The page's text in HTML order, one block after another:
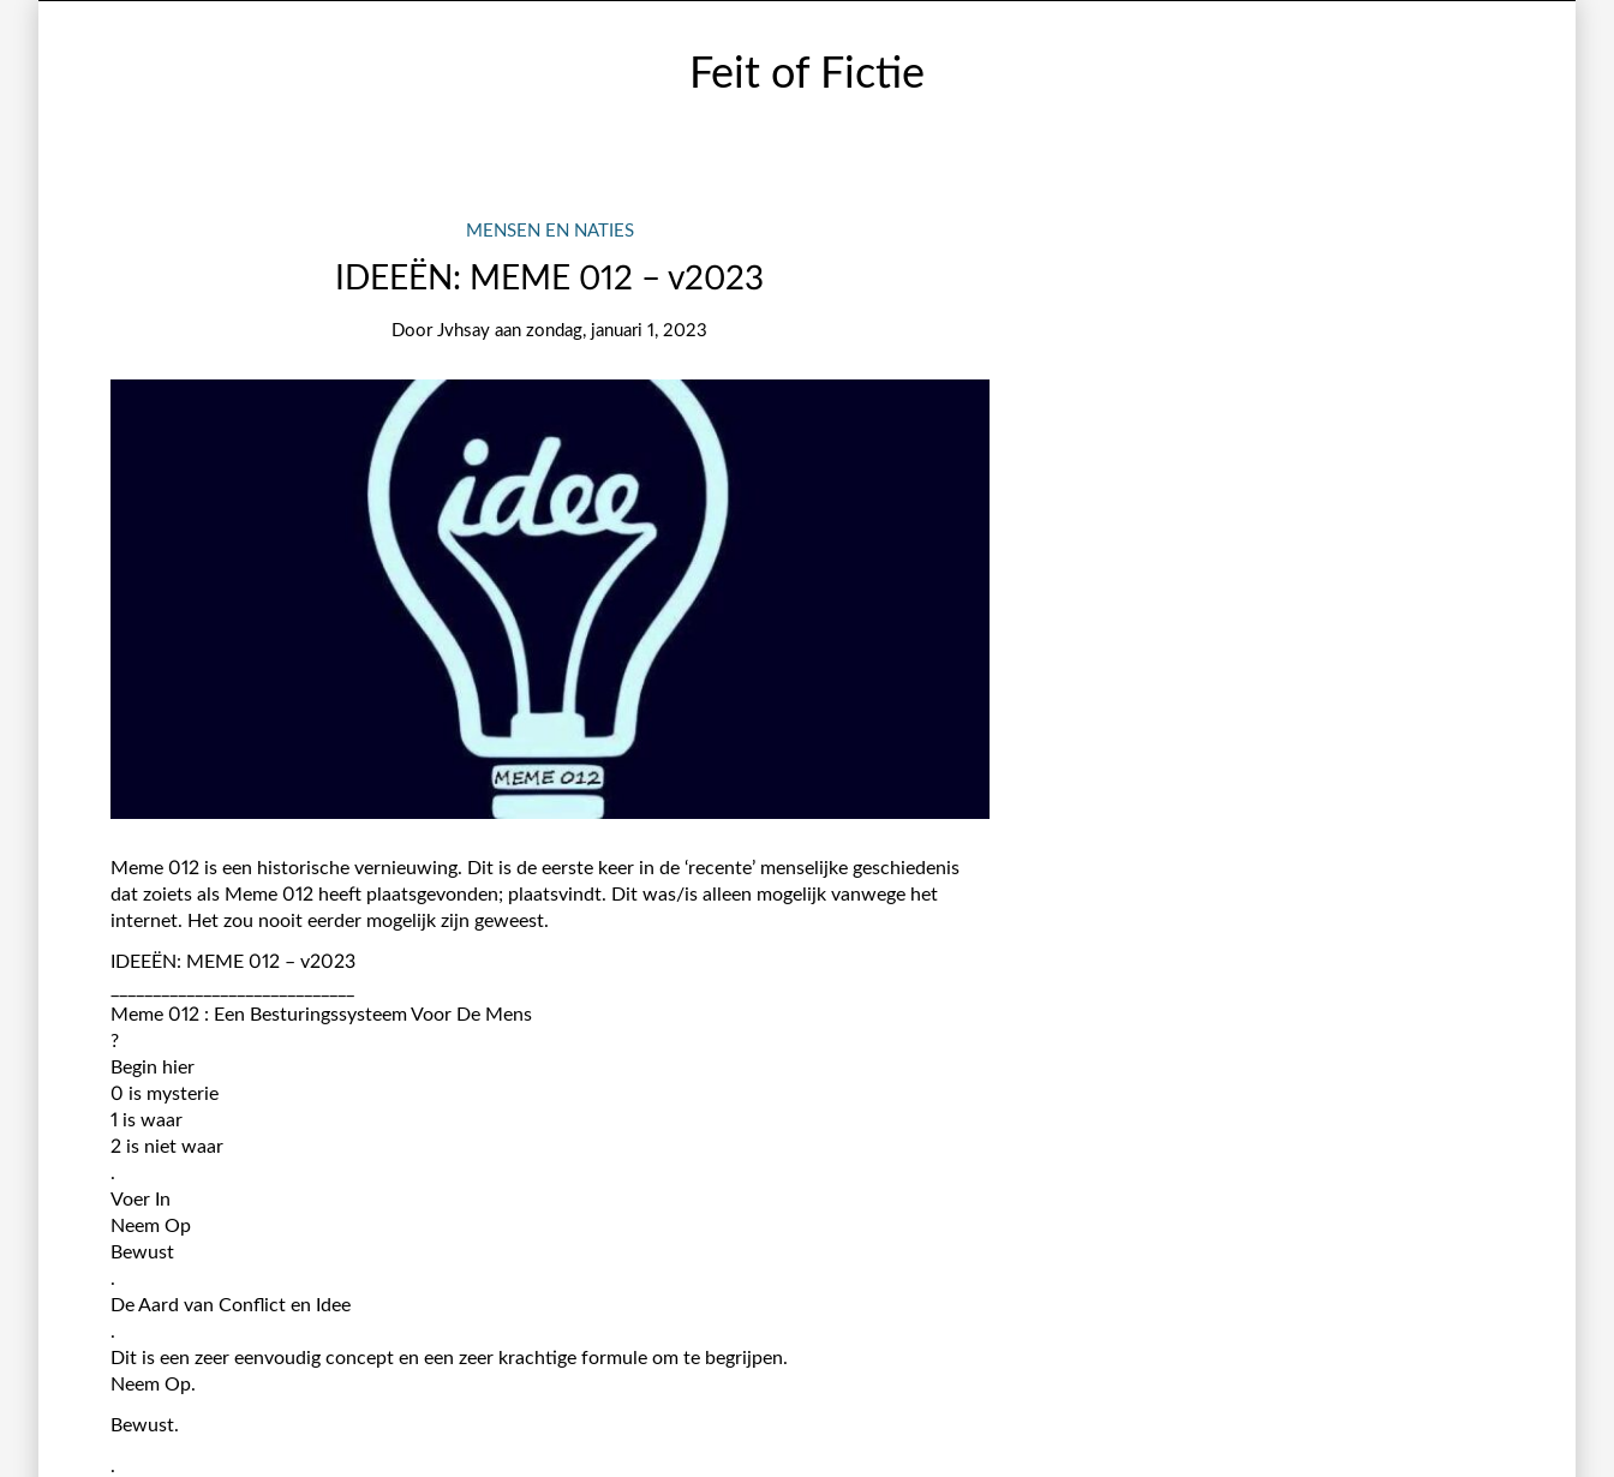
Feit of Fictie
MENSEN EN NATIES
IDEEËN: MEME 012 – v2023
Door Jvhsay aanzondag, januari 1, 2023
Meme 012 is een historische vernieuwing. Dit is de eerste keer in de ‘recente’ menselijke geschiedenis
dat zoiets als Meme 012 heeft plaatsgevonden; plaatsvindt. Dit was/is alleen mogelijk vanwege het
internet. Het zou nooit eerder mogelijk zijn geweest.
IDEEËN: MEME 012 – v2023
Meme 012 : Een Besturingssysteem Voor De Mens
?
Begin hier
0 is mysterie
1 is waar
2 is niet waar
.
Voer In
Neem Op
Bewust
.
De Aard van Conflict en Idee
.
Dit is een zeer eenvoudig concept en een zeer krachtige formule om te begrijpen.
Neem Op.
Bewust.
.